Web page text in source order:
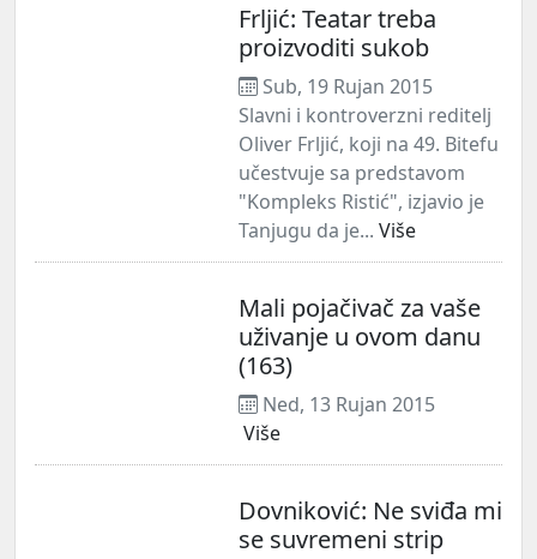
Frljić: Teatar treba
proizvoditi sukob
Sub, 19 Rujan 2015
Slavni i kontroverzni reditelj
Oliver Frljić, koji na 49. Bitefu
učestvuje sa predstavom
"Kompleks Ristić", izjavio je
Tanjugu da je... Više
Mali pojačivač za vaše
uživanje u ovom danu
(163)
Ned, 13 Rujan 2015
Više
Dovniković: Ne sviđa mi
se suvremeni strip